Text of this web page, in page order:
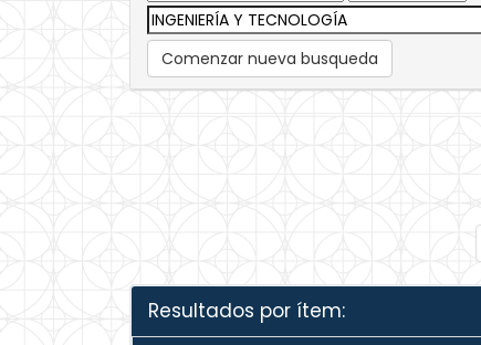
Comenzar nueva busqueda
Resultados por ítem: